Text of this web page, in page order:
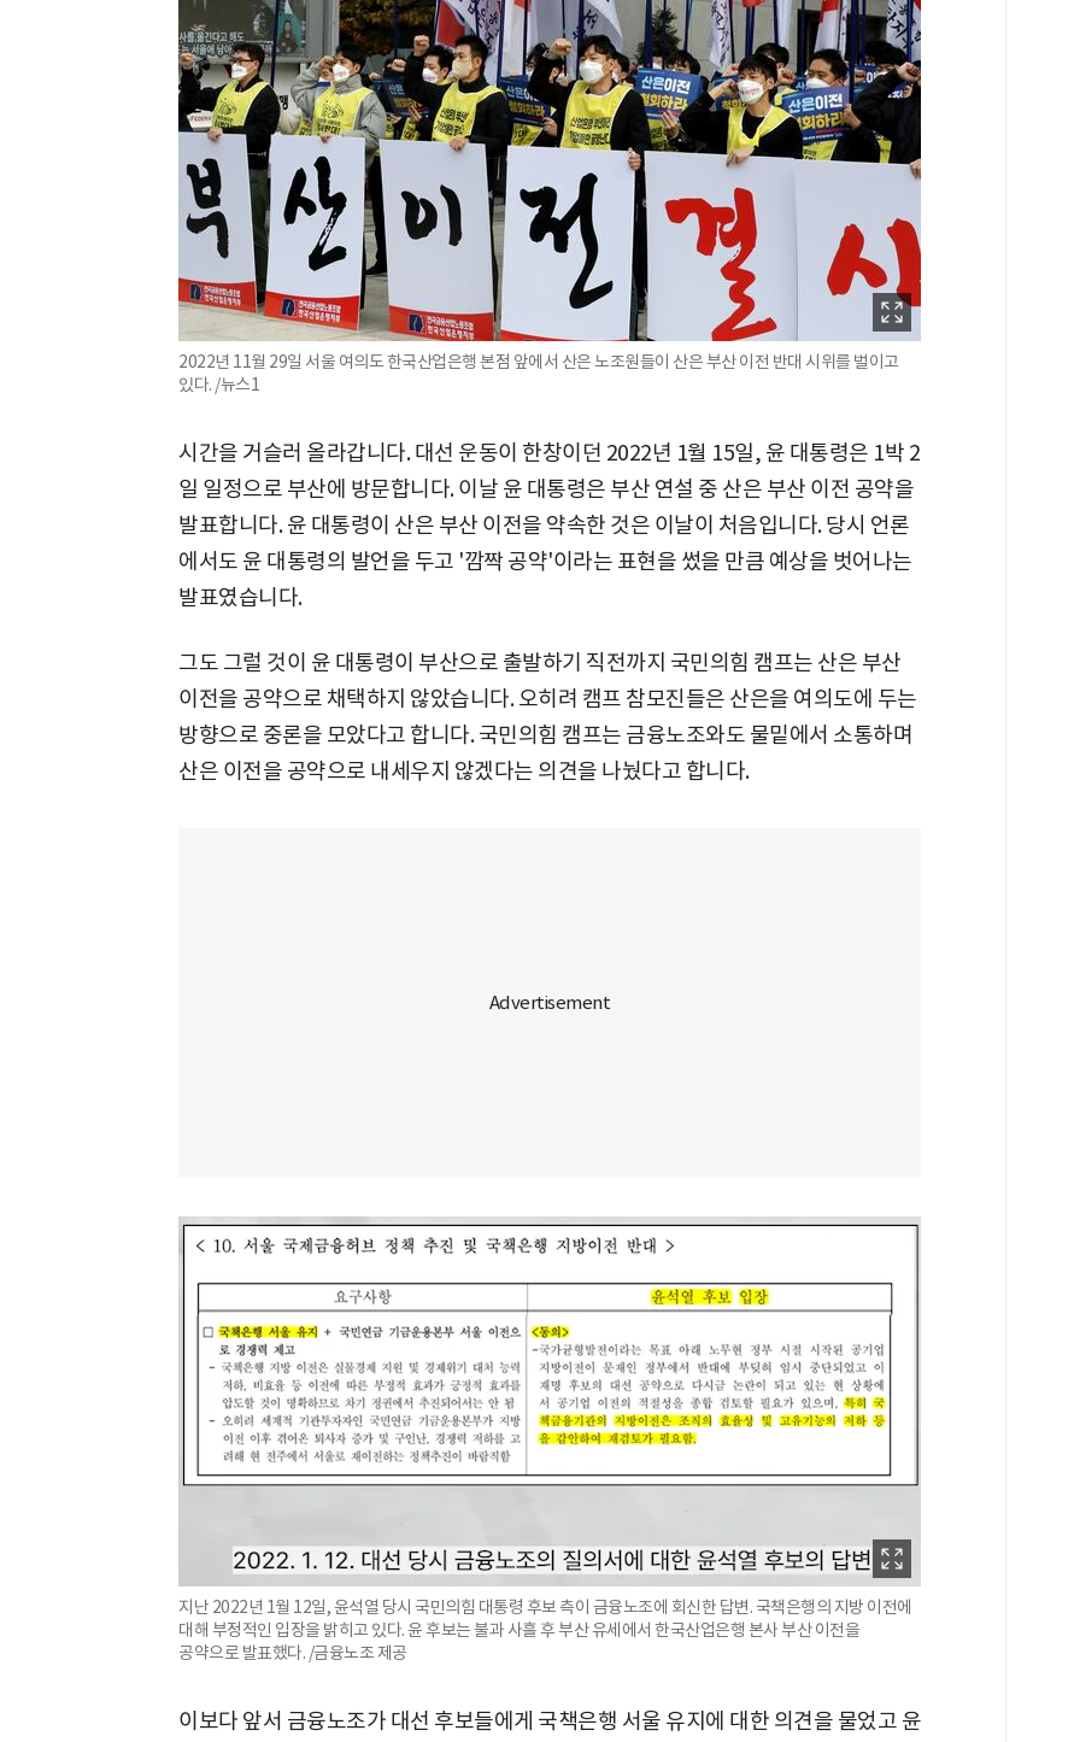
2022년 11월 29일 서울 여의도 한국산업은행 본점 앞에서 산은 노조원들이 산은 부산 이전 반대 시위를 벌이고
있다. /뉴스1
시간을 거슬러 올라갑니다. 대선 운동이 한창이던 2022년 1월 15일, 윤 대통령은 1박 2
일 일정으로 부산에 방문합니다. 이날 윤 대통령은 부산 연설 중 산은 부산 이전 공약을
발표합니다. 윤 대통령이 산은 부산 이전을 약속한 것은 이날이 처음입니다. 당시 언론
에서도 윤 대통령의 발언을 두고 '깜짝 공약'이라는 표현을 썼을 만큼 예상을 벗어나는
발표였습니다.
그도 그럴 것이 윤 대통령이 부산으로 출발하기 직전까지 국민의힘 캠프는 산은 부산
이전을 공약으로 채택하지 않았습니다. 오히려 캠프 참모진들은 산은을 여의도에 두는
방향으로 중론을 모았다고 합니다. 국민의힘 캠프는 금융노조와도 물밑에서 소통하며
산은 이전을 공약으로 내세우지 않겠다는 의견을 나눴다고 합니다.
지난 2022년 1월 12일, 윤석열 당시 국민의힘 대통령 후보 측이 금융노조에 회신한 답변. 국책은행의 지방 이전에
대해 부정적인 입장을 밝히고 있다. 윤 후보는 불과 사흘 후 부산 유세에서 한국산업은행 본사 부산 이전을
공약으로 발표했다. /금융노조 제공
이보다 앞서 금융노조가 대선 후보들에게 국책은행 서울 유지에 대한 의견을 물었고 윤